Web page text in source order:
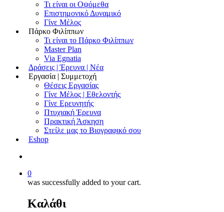
Τι είναι οι Οψόμεθα
Επιστημονικό Δυναμικό
Γίνε Μέλος
Πάρκο Φιλίππων
Τι είναι το Πάρκο Φιλίππων
Master Plan
Via Egnatia
Δράσεις | Έρευνα | Νέα
Εργασία | Συμμετοχή
Θέσεις Εργασίας
Γίνε Μέλος | Εθελοντής
Γίνε Ερευνητής
Πτυχιακή Έρευνα
Πρακτική Άσκηση
Στείλε μας το Βιογραφικό σου
Eshop
0
was successfully added to your cart.
Καλάθι